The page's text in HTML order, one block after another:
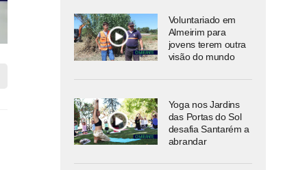
Voluntariado em
Almeirim para
jovens terem outra
visão do mundo
Yoga nos Jardins
das Portas do Sol
desafia Santarém a
abrandar